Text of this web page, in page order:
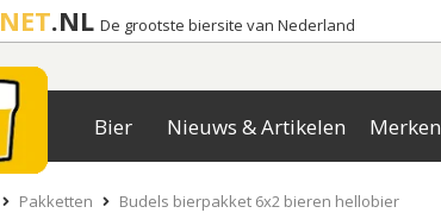
NET.NL De grootste biersite van Nederland
Bier Nieuws & Artikelen Merken
Pakketten Budels bierpakket 6x2 bieren hellobier